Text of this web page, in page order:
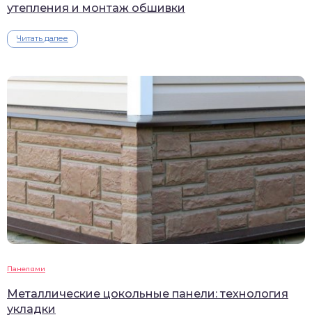
утепления и монтаж обшивки
Читать далее
Панелями
Металлические цокольные панели: технология
укладки